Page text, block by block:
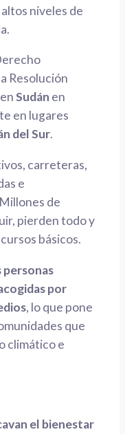
niveles de
Resolución
Sudán en
en lugares
del Sur.
carreteras,
e
de
pierden todo y
básicos.
personas
por
, lo que pone
que
climático e
el bienestar